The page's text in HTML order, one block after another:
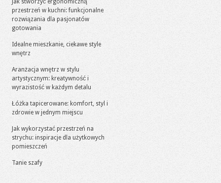
Jak stworzyć ergonomiczną
przestrzeń w kuchni: funkcjonalne
rozwiązania dla pasjonatów
gotowania
Idealne mieszkanie, ciekawe style
wnętrz
Aranżacja wnętrz w stylu
artystycznym: kreatywność i
wyrazistość w każdym detalu
Łóżka tapicerowane: komfort, styl i
zdrowie w jednym miejscu
Jak wykorzystać przestrzeń na
strychu: inspiracje dla użytkowych
pomieszczeń
Tanie szafy